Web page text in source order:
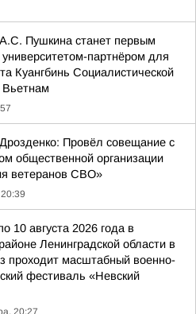
Пушкина станет первым
университетом-партнёром для
Куангбинь Социалистической
Вьетнам
Провёл совещание с
общественной организации
ветеранов СВО»
10 августа 2026 года в
Ленинградской области в
проходит масштабный военно-
фестиваль «Невский
20:27